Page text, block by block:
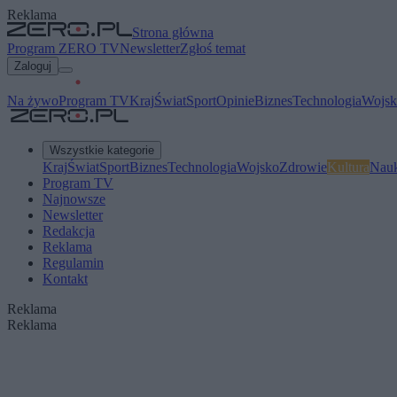
Reklama
Strona główna
Program ZERO TVNewsletterZgłoś temat
Zaloguj
Na żywoProgram TVKrajŚwiatSportOpinieBiznesTechnologia
Wszystkie kategorie
KrajŚwiatSportBiznesTechnologiaWojskoZdrowieKultura
Program TV
Najnowsze
Newsletter
Redakcja
Reklama
Regulamin
Kontakt
Reklama
Reklama